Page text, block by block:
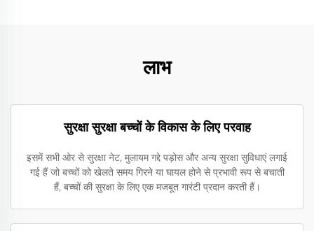
लाभ
सुरक्षा सुरक्षा बच्चों के विकास के लिए परवाह
इसमें सभी ओर से सुरक्षा नेट, मुलायम गद्दे पड़ोस और अन्य सुरक्षा सुविधाएं लगाई
गई हैं जो बच्चों को खेलते समय गिरने या घायल होने से प्रभावी रूप से बचाती
हैं, बच्चों की सुरक्षा के लिए एक मजबूत गारंटी प्रदान करती हैं।